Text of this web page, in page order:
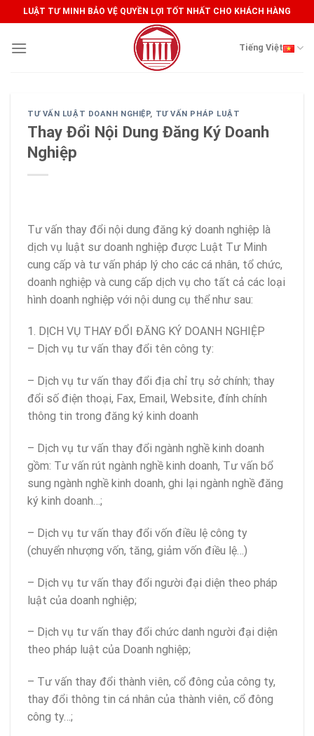
to
content
LUẬT TƯ MINH BẢO VỆ QUYỀN LỢI TỐT NHẤT CHO KHÁCH HÀNG
Tiếng Việt
TƯ VẤN LUẬT DOANH NGHIỆP, TƯ VẤN PHÁP LUẬT
Thay Đổi Nội Dung Đăng Ký Doanh
Nghiệp
Tư vấn thay đổi nội dung đăng ký doanh nghiệp là
dịch vụ luật sư doanh nghiệp được Luật Tư Minh
cung cấp và tư vấn pháp lý cho các cá nhân, tổ chức,
doanh nghiệp và cung cấp dịch vụ cho tất cả các loại
hình doanh nghiệp với nội dung cụ thể như sau:
1. DỊCH VỤ THAY ĐỔI ĐĂNG KÝ DOANH NGHIỆP
– Dịch vụ tư vấn thay đổi tên công ty:
– Dịch vụ tư vấn thay đổi địa chỉ trụ sở chính; thay
đổi số điện thoại, Fax, Email, Website, đính chính
thông tin trong đăng ký kinh doanh
– Dịch vụ tư vấn thay đổi ngành nghề kinh doanh
gồm: Tư vấn rút ngành nghề kinh doanh, Tư vấn bổ
sung ngành nghề kinh doanh, ghi lại ngành nghề đăng
ký kinh doanh…;
– Dịch vụ tư vấn thay đổi vốn điều lệ công ty
(chuyển nhượng vốn, tăng, giảm vốn điều lệ…)
– Dịch vụ tư vấn thay đổi người đại diện theo pháp
luật của doanh nghiệp;
– Dịch vụ tư vấn thay đổi chức danh người đại diện
theo pháp luật của Doanh nghiệp;
– Tư vấn thay đổi thành viên, cổ đông của công ty,
thay đổi thông tin cá nhân của thành viên, cổ đông
công ty…;